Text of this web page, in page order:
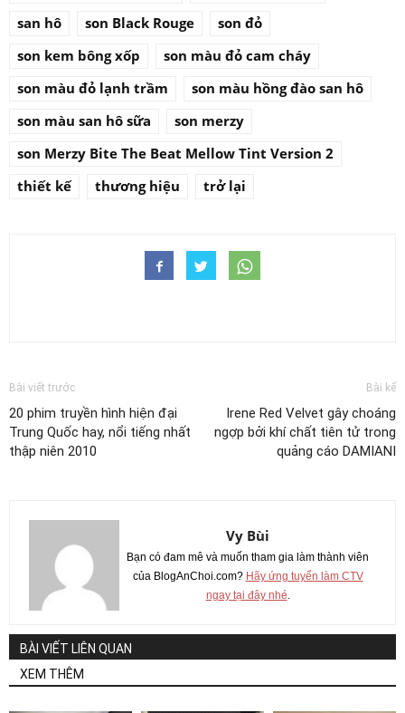
san hô
son Black Rouge
son đỏ
son kem bông xốp
son màu đỏ cam cháy
son màu đỏ lạnh trầm
son màu hồng đào san hô
son màu san hô sữa
son merzy
son Merzy Bite The Beat Mellow Tint Version 2
thiết kế
thương hiệu trở lại
Bài viết trước
20 phim truyền hình hiện đại
Trung Quốc hay, nổi tiếng nhất
thập niên 2010
Bài kế
Irene Red Velvet gây choáng
ngợp bởi khí chất tiên tử trong
quảng cáo DAMIANI
Vy Bùi
Bạn có đam mê và muốn tham gia làm thành viên
của BlogAnChoi.com? Hãy ứng tuyển làm CTV
ngay tại đây nhé
BÀI VIẾT LIÊN QUAN
XEM THÊM